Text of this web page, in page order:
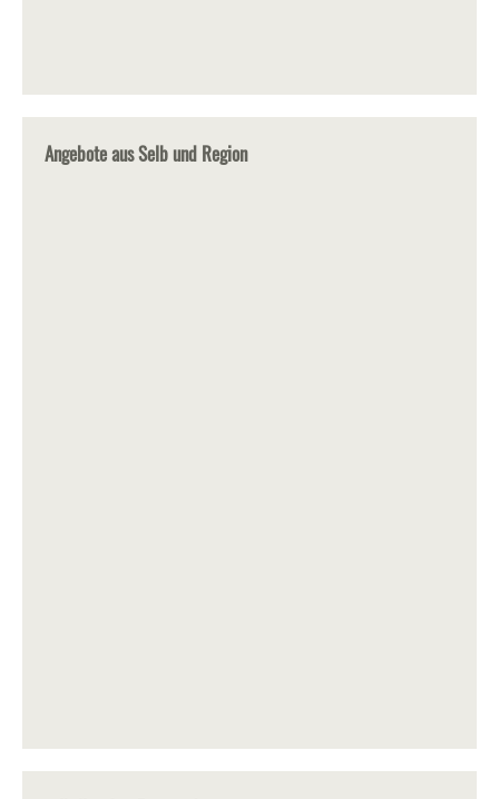
Angebote aus Selb und Region